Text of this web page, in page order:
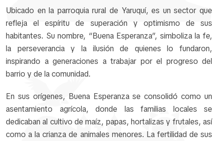
Ubicado en la parroquia rural de Yaruquí, es un sector que
refleja el espíritu de superación y optimismo de sus
habitantes. Su nombre, “Buena Esperanza”, simboliza la fe,
la perseverancia y la ilusión de quienes lo fundaron,
inspirando a generaciones a trabajar por el progreso del
barrio y de la comunidad.
En sus orígenes, Buena Esperanza se consolidó como un
asentamiento agrícola, donde las familias locales se
dedicaban al cultivo de maíz, papas, hortalizas y frutales, así
como a la crianza de animales menores. La fertilidad de sus